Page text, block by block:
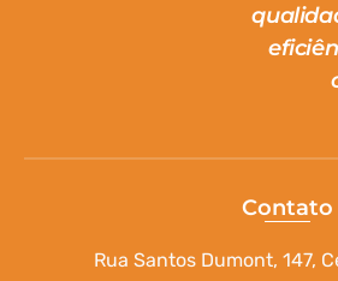
Contato
Rua Santos Dumont, 147,